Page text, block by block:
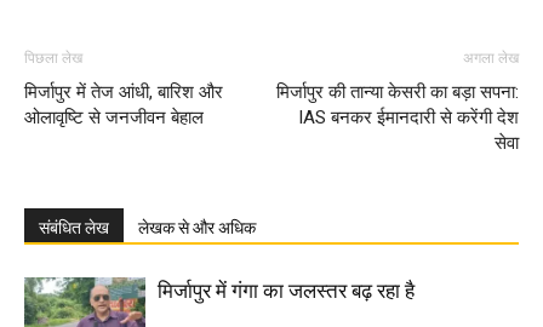
पिछला लेख
मिर्जापुर में तेज आंधी, बारिश और
ओलावृष्टि से जनजीवन बेहाल
अगला लेख
मिर्जापुर की तान्या केसरी का बड़ा सपना:
IAS बनकर ईमानदारी से करेंगी देश
सेवा
संबंधित लेख लेखक से और अधिक
मिर्जापुर में गंगा का जलस्तर बढ़ रहा है